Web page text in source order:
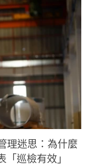
理迷思：為什麼
「巡檢有效」